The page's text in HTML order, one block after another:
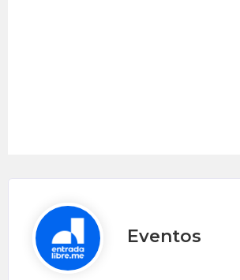
Eventos